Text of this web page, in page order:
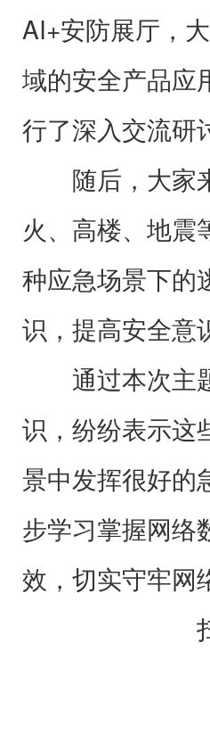
AI+安防展厅，
域的安全产品应
行了深入交流研
随后，大家
火、高楼、地震
种应急场景下的
识，提高安全意
通过本次主
识，纷纷表示这
景中发挥很好的
步学习掌握网络
效，切实守牢网